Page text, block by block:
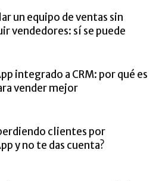
un equipo de ventas sin
vendedores: sí se puede
integrado a CRM: por qué es
vender mejor
clientes por
y no te das cuenta?